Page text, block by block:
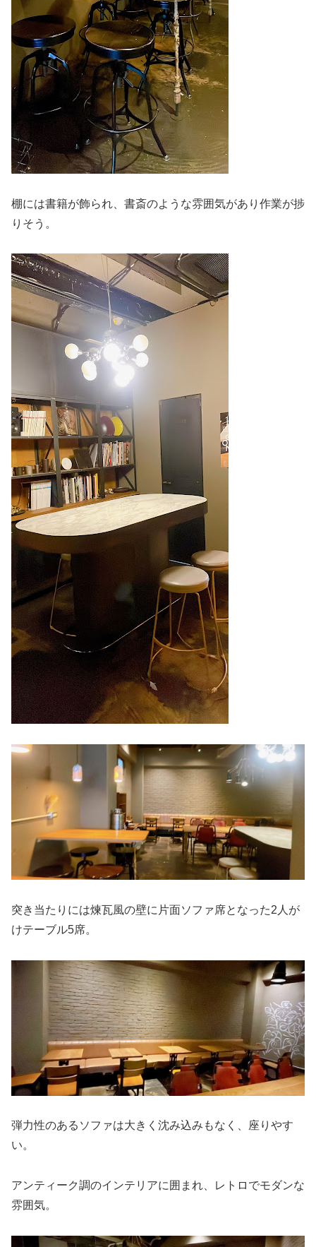
棚には書籍が飾られ、書斎のような雰囲気があり作業が捗
りそう。
突き当たりには煉瓦風の壁に片面ソファ席となった2人が
けテーブル5席。
弾力性のあるソファは大きく沈み込みもなく、座りやす
い。
アンティーク調のインテリアに囲まれ、レトロでモダンな
雰囲気。